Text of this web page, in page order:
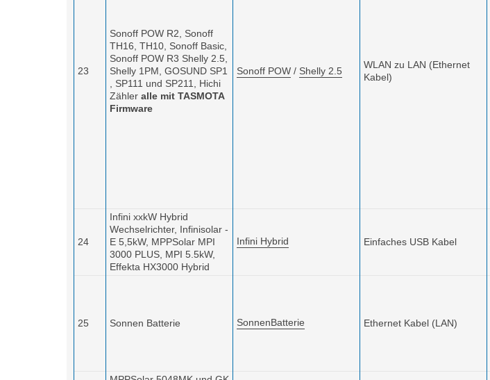
23
Sonoff POW R2, Sonoff
TH16, TH10, Sonoff Basic,
Sonoff POW R3 Shelly 2.5,
Shelly 1PM, GOSUND SP1
SP111 und SP211, Hichi
Zähler alle mit TASMOTA
Firmware
Sonoff POW / Shelly 2.5
WLAN zu LAN (Ethernet
Kabel)
24
Infini xxkW Hybrid
Wechselrichter, Infinisolar -
E 5,5kW, MPPSolar MPI
3000 PLUS, MPI 5.5kW,
Effekta HX3000 Hybrid
Infini Hybrid Einfaches USB Kabel
25 Sonnen Batterie SonnenBatterie Ethernet Kabel (LAN)